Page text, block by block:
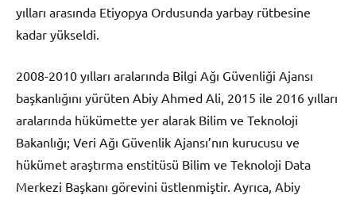
yılları arasında Etiyopya Ordusunda yarbay rütbesine
kadar yükseldi.
2008-2010 yılları aralarında Bilgi Ağı Güvenliği Ajansı
başkanlığını yürüten Abiy Ahmed Ali, 2015 ile 2016 yılları
aralarında hükümette yer alarak Bilim ve Teknoloji
Bakanlığı; Veri Ağı Güvenlik Ajansı’nın kurucusu ve
hükümet araştırma enstitüsü Bilim ve Teknoloji Data
Merkezi Başkanı görevini üstlenmiştir. Ayrıca, Abiy